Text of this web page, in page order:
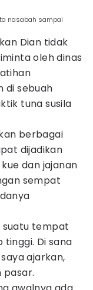
nasabah sampai
Dian tidak
oleh dinas
di sebuah
tuna susila
berbagai
dijadikan
dan jajanan
sempat
suatu tempat
Di sana
ajarkan,
pasar.